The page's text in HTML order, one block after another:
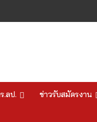
.ลป. ข่าวรับสมัครงาน